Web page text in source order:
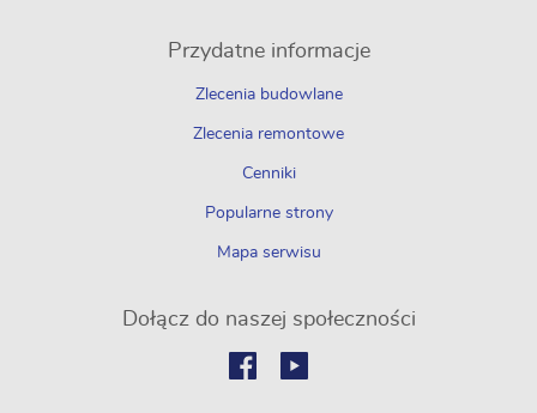
Przydatne informacje
Zlecenia budowlane
Zlecenia remontowe
Cenniki
Popularne strony
Mapa serwisu
Dołącz do naszej społeczności